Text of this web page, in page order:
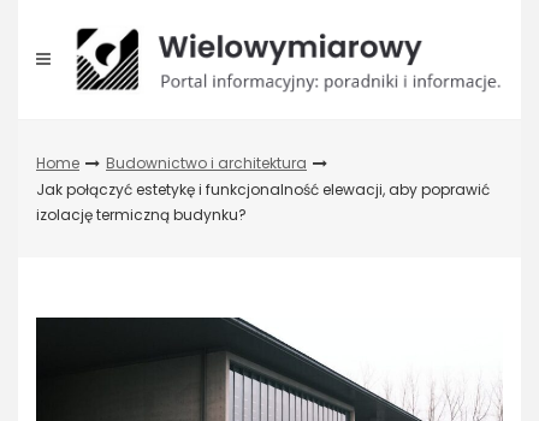
content
Home
Budownictwo i architektura
Jak połączyć estetykę i funkcjonalność elewacji, aby poprawić
izolację termiczną budynku?